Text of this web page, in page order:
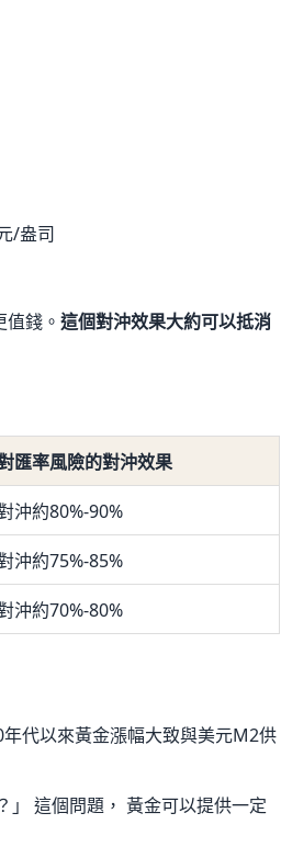
/盎司
錢。 這個對沖效果大約可以抵消
匯率風險的對沖效果
沖約80%-90%
沖約75%-85%
沖約70%-80%
代以來黃金漲幅大致與美元M2供
」 這個問題， 黃金可以提供一定